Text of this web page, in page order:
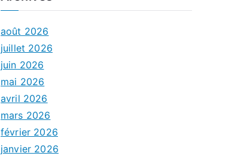
août 2026
juillet 2026
juin 2026
mai 2026
avril 2026
mars 2026
février 2026
janvier 2026